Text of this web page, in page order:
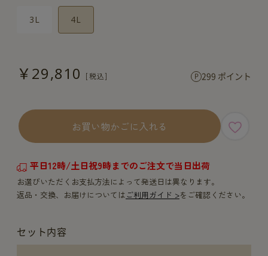
3L 4L
￥29,810 299 ポイント
お買い物かごに入れる
平日12時/土日祝9時までのご注文で当日出荷
お選びいただくお支払方法によって発送日は異なります。
返品・交換、お届けについてはご利用ガイド >をご確認ください。
セット内容